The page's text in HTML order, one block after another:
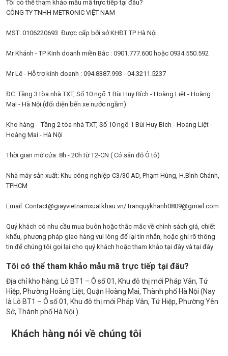
Tôi có thể tham khảo mẫu mã trực tiếp tại đâu?
CÔNG TY TNHH METRONIC VIỆT NAM
MST: 0106220693 Được cấp bởi sở KHĐT TP Hà Nội
Mr Khánh - TP Kinh doanh miền Bắc : 0901.777.600 hoặc 0934.550.592
Mr Lê - Hỗ trợ kinh doanh : 094.8387.993 - 04.3211.5237
ĐC: Tầng 3 tòa nhà TXT, Số 10 ngõ 1 Bùi Huy Bích - Hoàng Liệt - Hoàng
Mai - Hà Nội (đối diện bến xe nước ngầm)
Kho hàng - Tầng 2 tòa nhà TXT, Số 10 ngõ 1 Bùi Huy Bích - Hoàng Liệt -
Hoàng Mai - Hà Nội
Thời gian mở cửa: 8h - 20h từ T2-CN ( Có sân đỗ Ô tô)
Nhà máy sản xuất: Khu công nghiệp C3/30 AD, Phạm Hùng, H.Bình Chánh,
TPHCM
Email: Contact@giayvietnamxuatkhau.vn/ tranquykhanh0809@gmail.com
Quý khách có nhu cầu mua buôn hoặc thắc mắc về chính sách giá, chiết
khấu, phương pháp giao hàng vui lòng để lại tin nhắn, hoặc ghi rõ thông
tin để chúng tôi gọi lại cho quý khách hoặc tham khảo tại đây và tại đây
Tôi có thể tham khảo mẫu mã trực tiếp tại đâu?
Địa chỉ kho hàng: Lô BT1 – Ô số 01, Khu đô thị mới Pháp Vân, Tứ
Hiệp, Phường Hoàng Liệt, Quận Hoàng Mai, Thành phố Hà Nội (Nay
là Lô BT1 – Ô số 01, Khu đô thị mới Pháp Vân, Tứ Hiệp, Phường Yên
Sở, Thành phố Hà Nội )
Khách hàng nói về chúng tôi